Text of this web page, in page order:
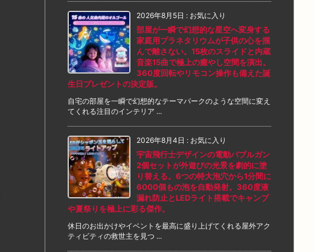
2026年8月5日 : お気に入り
部屋が一瞬で幻想的な星空へ変身する
家庭用プラネタリウムが子供の心を掴
んで離さない。15枚のスライドと内蔵
音楽15曲で極上の癒やし空間を演出。
360度回転やリモコン操作も備えた誕
生日プレゼントの決定版。
自宅の部屋を一瞬で幻想的なテーマパークのような空間に変え
てくれる注目のインテリア ...
2026年8月4日 : お気に入り
宇宙飛行士デザインの電動バブルガン
2個セットが外遊びの光景を劇的に塗
り替える。6つの特大泡穴から1分間に
6000個もの泡を自動発射。360度液
漏れ防止とLEDライト搭載でキャンプ
や夏祭りを極上に彩る傑作。
休日のお出かけやイベントを最高に盛り上げてくれる屋外アク
ティビティの救世主を見つ ...